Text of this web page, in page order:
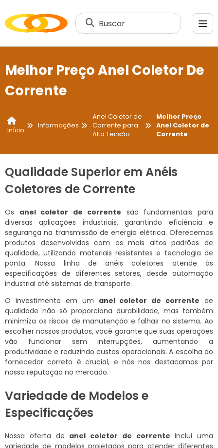
Buscar
Melhor Preço Anel Coletor De
Corrente
Início
Informações
Anel Coletor de
Corrente para
Alta Tensão
Melhor Preço
Anel Coletor de
Corrente
Qualidade Superior em Anéis
Coletores de Corrente
Os anel coletor de corrente são fundamentais para
diversas aplicações industriais, garantindo eficiência e
segurança na transmissão de energia elétrica. Oferecemos
produtos desenvolvidos com os mais altos padrões de
qualidade, utilizando materiais resistentes e tecnologia de
ponta. Nossa linha de anéis coletores atende às
especificações de diferentes setores, desde automação
industrial até sistemas de transporte.
O investimento em um anel coletor de corrente de
qualidade não só proporciona durabilidade, mas também
minimiza os riscos de manutenção e falhas no sistema. Ao
escolher nossos produtos, você garante que suas operações
vão funcionar sem interrupções, aumentando a
produtividade e reduzindo custos operacionais. A escolha do
fornecedor correto é crucial, e nós nos destacamos por
nossa reputação no mercado.
Variedade de Modelos e
Especificações
Nossa oferta de anel coletor de corrente inclui uma